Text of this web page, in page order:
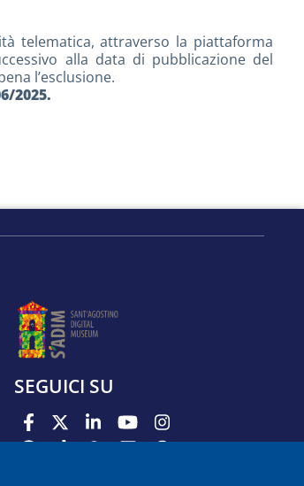
telematica, attraverso la piattaforma
alla data di pubblicazione del
l’esclusione.
2025.
SEGUICI SU